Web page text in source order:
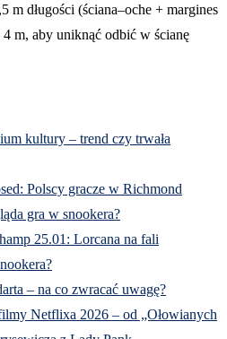
m długości (ściana–oche + margines
m, aby uniknąć odbić w ścianę
kultury – trend czy trwała
Polscy gracze w Richmond
gra w snookera?
25.01: Lorcana na fali
– na co zwracać uwagę?
Netflixa 2026 – od „Ołowianych